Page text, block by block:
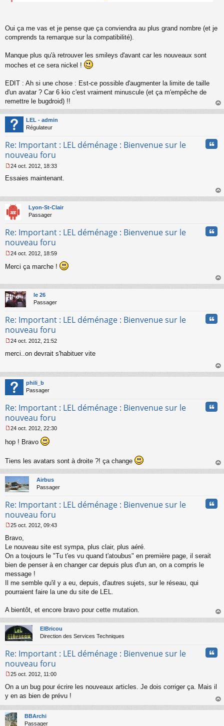
Oui ça me vas et je pense que ça conviendra au plus grand nombre (et je
comprends ta remarque sur la compatibilité).
Manque plus qu'à retrouver les smileys d'avant car les nouveaux sont
moches et ce sera nickel !
EDIT : Ah si une chose : Est-ce possible d'augmenter la limite de taille
d'un avatar ? Car 6 kio c'est vraiment minuscule (et ça m'empêche de
remettre le bugdroid) !!
au
LEL - admin
Régulateur
Re: Important : LEL déménage : Bienvenue sur le
nouveau foru
e
a
g
e
o
l
u
24 oct. 2012, 18:33
Essaies maintenant.
au
Lyon-St-Clair
Passager
Re: Important : LEL déménage : Bienvenue sur le
nouveau foru
e
a
g
e
o
l
u
24 oct. 2012, 18:59
Merci ça marche !
au
le 26
Passager
Re: Important : LEL déménage : Bienvenue sur le
nouveau foru
e
a
g
e
o
l
u
24 oct. 2012, 21:52
merci..on devrait s'habituer vite
au
phili_b
Passager
Re: Important : LEL déménage : Bienvenue sur le
nouveau foru
e
a
n
o
l
u
24 oct. 2012, 22:30
hop ! Bravo
Tiens les avatars sont à droite ?! ça change
au
Airbus
Passager
Re: Important : LEL déménage : Bienvenue sur le
nouveau foru
e
s
g
e
n
o
u
25 oct. 2012, 09:43
Bravo,
Le nouveau site est sympa, plus clair, plus aéré.
On a toujours le "Tu t'es vu quand t'atoubus" en première page, il serait
bien de penser à en changer car depuis plus d'un an, on a compris le
message !
Il me semble qu'il y a eu, depuis, d'autres sujets, sur le réseau, qui
pourraient faire la une du site de LEL.
A bientôt, et encore bravo pour cette mutation.
au
ElBricou
Direction des Services Techniques
Re: Important : LEL déménage : Bienvenue sur le
nouveau foru
e
s
a
g
e
25 oct. 2012, 11:00
On a un bug pour écrire les nouveaux articles. Je dois corriger ça. Mais il
y en as bien de prévu !
au
BBArchi
Passager